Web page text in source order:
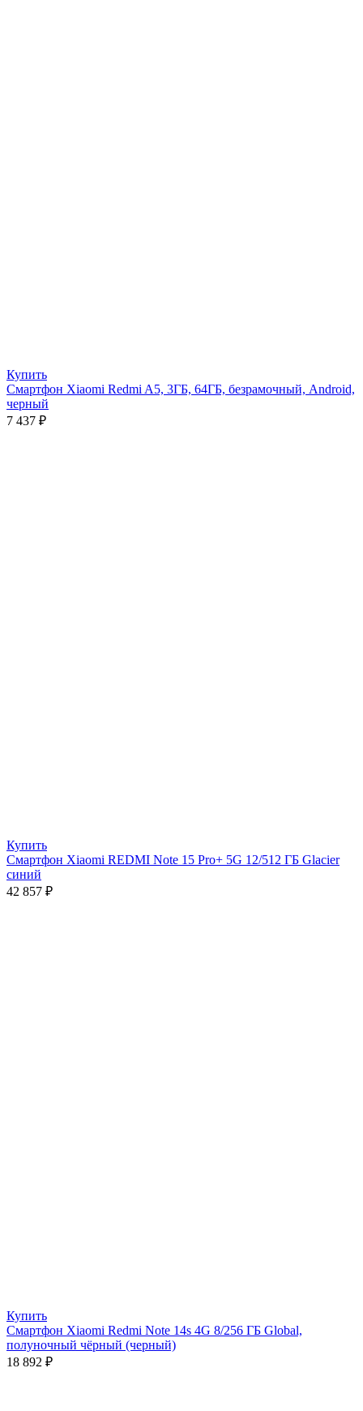
Купить
Смартфон Xiaomi Redmi A5, 3ГБ, 64ГБ, безрамочный, Android,
черный
7 437 ₽
Купить
Смартфон Xiaomi REDMI Note 15 Pro+ 5G 12/512 ГБ Glacier
синий
42 857 ₽
Купить
Смартфон Xiaomi Redmi Note 14s 4G 8/256 ГБ Global,
полуночный чёрный (черный)
18 892 ₽